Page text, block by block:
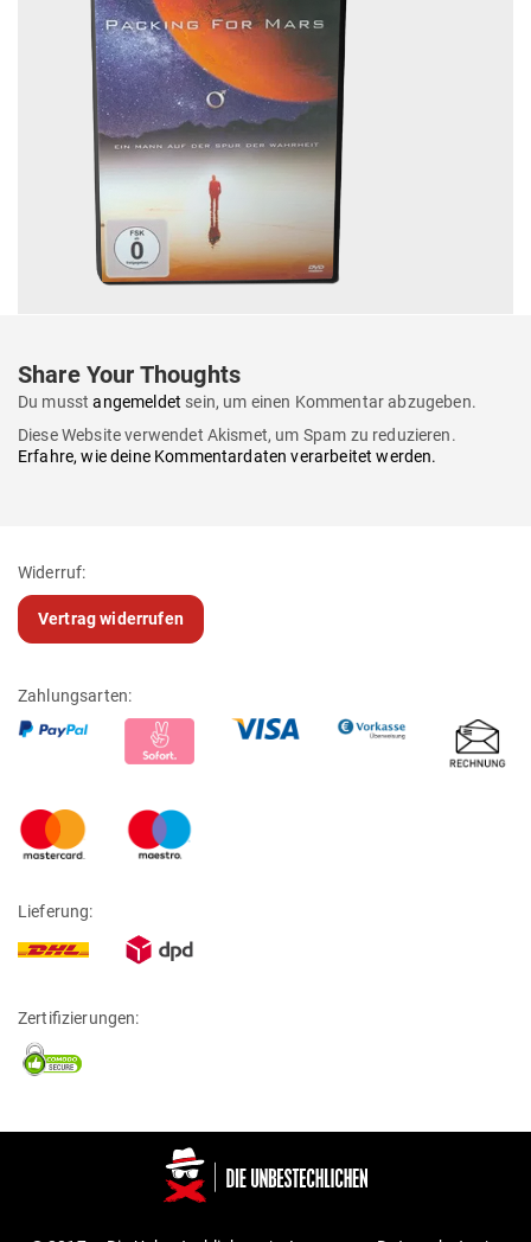
Share Your Thoughts
Du musstangemeldet sein, um einen Kommentar abzugeben.
Diese Website verwendet Akismet, um Spam zu reduzieren.
Erfahre, wie deine Kommentardaten verarbeitet werden.
Widerruf:
Vertrag widerrufen
Zahlungsarten:
Lieferung:
Zertifizierungen: